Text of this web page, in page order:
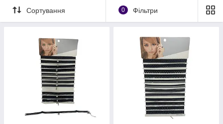
Сортування 0 Фільтри